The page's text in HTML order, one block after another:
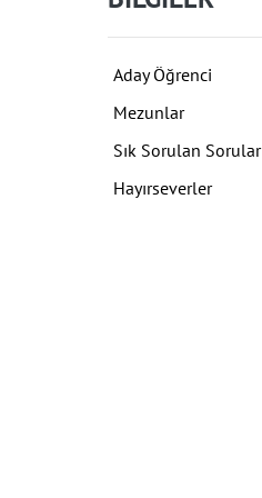
Aday Öğrenci
Mezunlar
Sık Sorulan Sorular
Hayırseverler